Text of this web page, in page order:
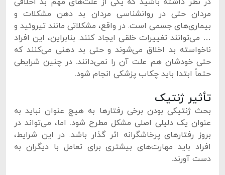
در نظر داشته باشید که یکی از علت‌های مهم بد اخلاقی
مردان حتی در روانشناسی مردان بد دهن مشکلات و
بیماری‌های جسمی است. در واقع، مشکلاتی مانند تیروئید و
… می‌توانند تغییرات خلقی ایجاد کنند. بنابراین، این افراد
ناخواسته بد اخلاق می‌شوند و حتی بد دهنی می‌کنند که
حتی خودشان هم علت آن را نمی‌دانند. در چنین شرایطی
حتماً ابتدا باید چکاب پزشکی انجام شود.
تأثیر ژنتیک
بحث ژنتیکی بودن برخی رفتارها به هیچ عنوان نباید به
عنوان یک دلیلی اصلی مشکل مطرح شود. اما، می‌تواند در
بروز رفتارهای پرخاشگرانه اثر گذار باشد. در این شرایط،
افراد باید مهارت‌های بیشتری برای تعامل با دیگران به
دست آورند.